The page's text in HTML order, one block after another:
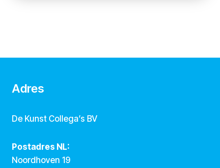
Adres
De Kunst Collega’s BV
Postadres NL:
Noordhoven 19